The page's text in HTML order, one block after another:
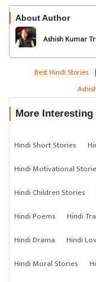
About Author
Ashish Kumar
Best Hindi Stories |
More
Hindi Short Stories
Hindi Motivational
Hindi Children Stories
Hindi Poems
Hindi
Hindi Drama
Hindi
Hindi Moral Stories